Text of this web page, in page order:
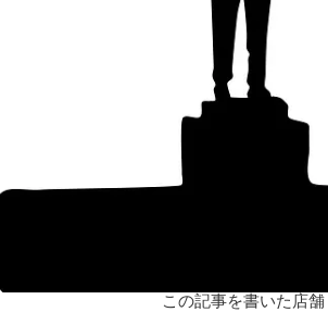
この記事を書いた店舗